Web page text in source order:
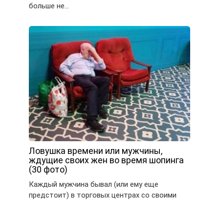
больше не…
Ловушка времени или мужчины,
ждущие своих жен во время шопинга
(30 фото)
Каждый мужчина бывал (или ему еще
предстоит) в торговых центрах со своими